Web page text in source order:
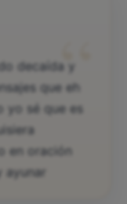
“
decaída y
que eh
yo sé que es
en oración